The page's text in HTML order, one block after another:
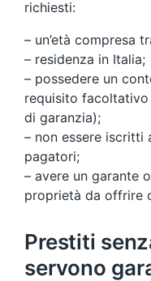
richiesti:
– un’età compresa
– residenza in Italia;
– possedere un
requisito
di garanzia);
– non essere
pagatori;
– avere un garante
proprietà da offrire
Prestiti
servono